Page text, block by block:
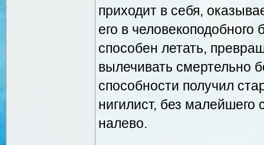
приходит в себя,
его в
способен летать,
вылечивать смертельно
способности получил
нигилист, без
налево.